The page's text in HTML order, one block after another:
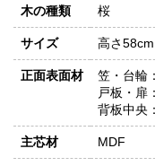
木の種類 桜
サイズ 高さ
正面表面材
笠・台輪
戸板・扉
背板中央
主芯材 MDF